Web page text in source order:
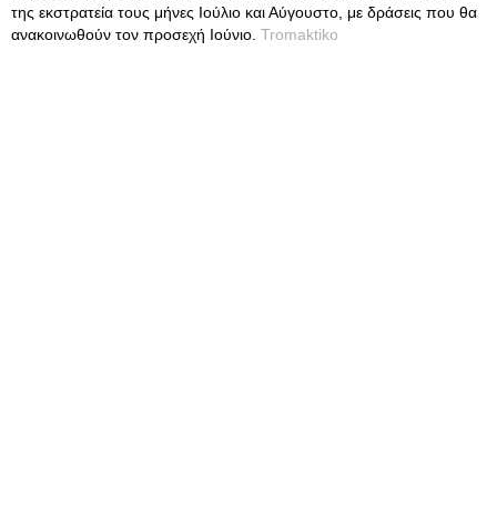
της εκστρατεία τους μήνες Ιούλιο και Αύγουστο, με δράσεις που θα
ανακοινωθούν τον προσεχή Ιούνιο. Tromaktiko